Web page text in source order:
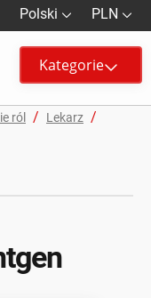
PLN
Polski
Kategorie
ról / Lekarz /